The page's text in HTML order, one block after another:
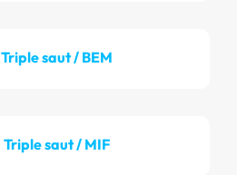
Triple saut / BEM
Triple saut / MIF